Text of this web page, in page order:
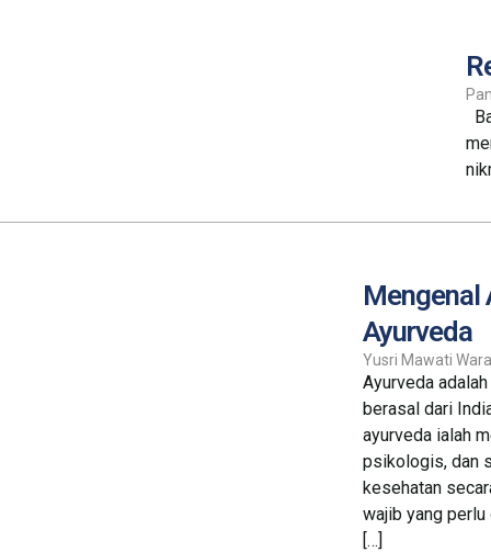
Mengenal
Ayurveda
Yusri Mawati
Ayurveda
berasal dari
ayurveda ialah
psikologis, dan
kesehatan
wajib yang
[…]